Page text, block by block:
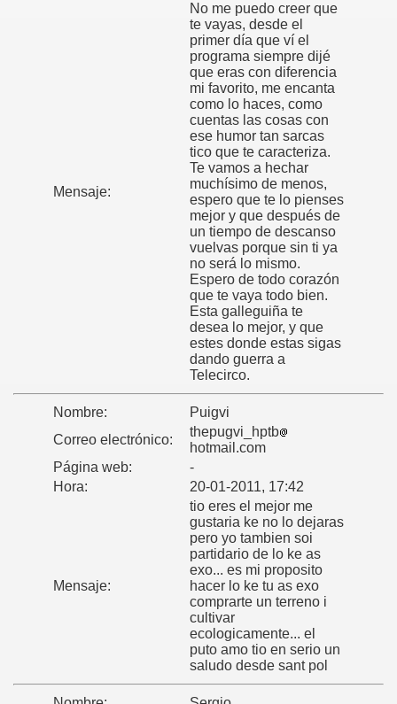
Mensaje:
No me puedo creer que
te vayas, desde el
primer día que ví el
programa siempre dijé
que eras con diferencia
mi favorito, me encanta
como lo haces, como
cuentas las cosas con
ese humor tan sarcas
tico que te caracteriza.
Te vamos a hechar
muchísimo de menos,
espero que te lo pienses
mejor y que después de
un tiempo de descanso
vuelvas porque sin ti ya
no será lo mismo.
Espero de todo corazón
que te vaya todo bien.
Esta galleguiña te
desea lo mejor, y que
estes donde estas sigas
dando guerra a
Telecirco.
Nombre:
Puigvi
Correo electrónico:
thepugvi_hptb
hotmail.com
Página web:
-
Hora:
20-01-2011, 17:42
Mensaje:
tio eres el mejor me
gustaria ke no lo dejaras
pero yo tambien soi
partidario de lo ke as
exo... es mi proposito
hacer lo ke tu as exo
comprarte un terreno i
cultivar
ecologicamente... el
puto amo tio en serio un
saludo desde sant pol